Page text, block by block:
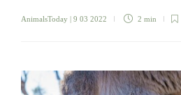
AnimalsToday | 9 03 2022 2 min